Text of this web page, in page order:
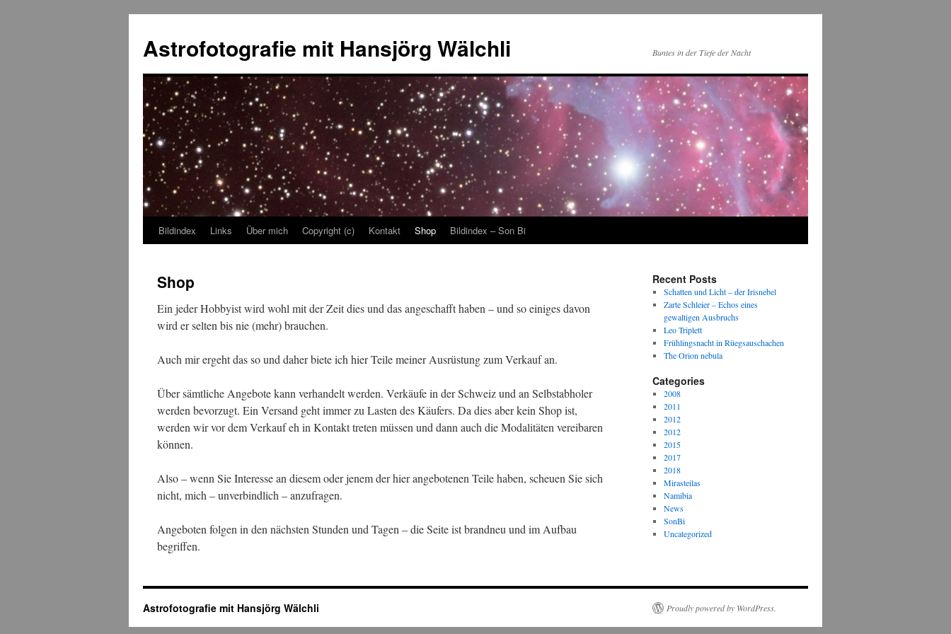
content
Astrofotografie mit Hansjörg Wälchli Buntes in der Tiefe der Nacht
Bildindex Links Über mich Copyright (c) Kontakt Shop Bildindex – Son Bi
Shop
Ein jeder Hobbyist wird wohl mit der Zeit dies und das angeschafft haben – und so einiges davon
wird er selten bis nie (mehr) brauchen.
Auch mir ergeht das so und daher biete ich hier Teile meiner Ausrüstung zum Verkauf an.
Über sämtliche Angebote kann verhandelt werden. Verkäufe in der Schweiz und an Selbstabholer
werden bevorzugt. Ein Versand geht immer zu Lasten des Käufers. Da dies aber kein Shop ist,
werden wir vor dem Verkauf eh in Kontakt treten müssen und dann auch die Modalitäten vereibaren
können.
Also – wenn Sie Interesse an diesem oder jenem der hier angebotenen Teile haben, scheuen Sie sich
nicht, mich – unverbindlich – anzufragen.
Angeboten folgen in den nächsten Stunden und Tagen – die Seite ist brandneu und im Aufbau
begriffen.
Recent Posts
Schatten und Licht – der Irisnebel
Zarte Schleier – Echos eines
gewaltigen Ausbruchs
Leo Triplett
Frühlingsnacht in Rüegsauschachen
The Orion nebula
Categories
2008
2011
2012
2012
2015
2017
2018
Mirasteilas
Namibia
News
SonBi
Uncategorized
Astrofotografie mit Hansjörg Wälchli Proudly powered by WordPress.